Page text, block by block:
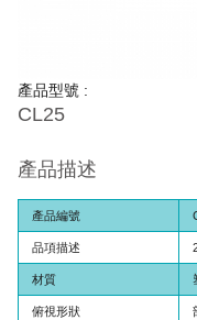
產品型號 :
CL25
產品描述
產品編號
品項描述
材質
俯視形狀